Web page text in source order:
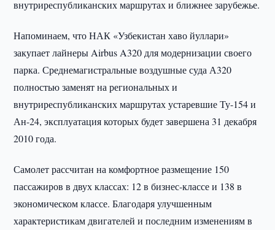
внутриреспубликанских маршрутах и ближнее зарубежье.
Напоминаем, что НАК «Узбекистан хаво йуллари»
закупает лайнеры Airbus A320 для модернизации своего
парка. Среднемагистральные воздушные суда А320
полностью заменят на региональных и
внутриреспубликанских маршрутах устаревшие Ту-154 и
Ан-24, эксплуатация которых будет завершена 31 декабря
2010 года.
Самолет рассчитан на комфортное размещение 150
пассажиров в двух классах: 12 в бизнес-классе и 138 в
экономическом классе. Благодаря улучшенным
характеристикам двигателей и последним изменениям в